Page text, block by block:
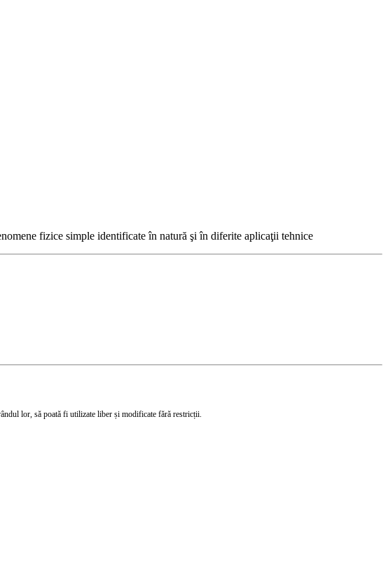
fizice simple identificate în natură şi în diferite aplicaţii tehnice
lor, să poată fi utilizate liber și modificate fără restricții.